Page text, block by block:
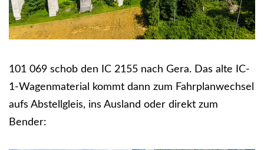
101 069 schob den IC 2155 nach Gera. Das alte IC-
1-Wagenmaterial kommt dann zum Fahrplanwechsel
aufs Abstellgleis, ins Ausland oder direkt zum
Bender: